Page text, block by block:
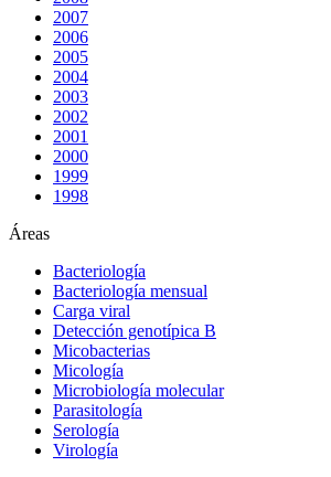
2007
2006
2005
2004
2003
2002
2001
2000
1999
1998
Áreas
Bacteriología
Bacteriología mensual
Carga viral
Detección genotípica B
Micobacterias
Micología
Microbiología molecular
Parasitología
Serología
Virología